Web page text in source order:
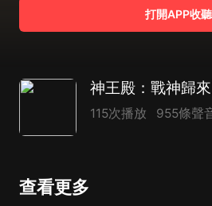
打開APP收聽
115次播放 955條聲
查看更多